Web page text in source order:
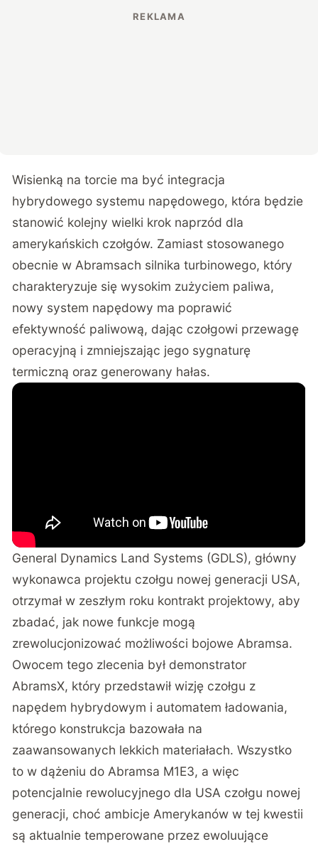
Wisienką na torcie ma być integracja
hybrydowego systemu napędowego, która będzie
stanowić kolejny wielki krok naprzód dla
amerykańskich czołgów. Zamiast stosowanego
obecnie w Abramsach silnika turbinowego, który
charakteryzuje się wysokim zużyciem paliwa,
nowy system napędowy ma poprawić
efektywność paliwową, dając czołgowi przewagę
operacyjną i zmniejszając jego sygnaturę
termiczną oraz generowany hałas.
General Dynamics Land Systems (GDLS), główny
wykonawca projektu czołgu nowej generacji USA,
otrzymał w zeszłym roku kontrakt projektowy, aby
zbadać, jak nowe funkcje mogą
zrewolucjonizować możliwości bojowe Abramsa.
Owocem tego zlecenia był demonstrator
AbramsX, który przedstawił wizję czołgu z
napędem hybrydowym i automatem ładowania,
którego konstrukcja bazowała na
zaawansowanych lekkich materiałach. Wszystko
to w dążeniu do Abramsa M1E3, a więc
potencjalnie rewolucyjnego dla USA czołgu nowej
generacji, choć ambicje Amerykanów w tej kwestii
są aktualnie temperowane przez ewoluujące